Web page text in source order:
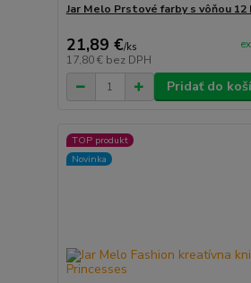
Jar Melo Prstové farby s vôňou 12
21,89 €/ks
17,80 € bez DPH
Pridať do
TOP produkt
Novinka